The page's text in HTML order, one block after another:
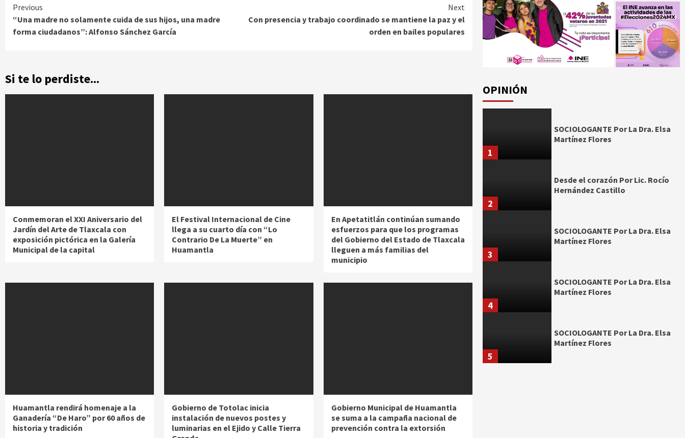
Continue
Reading
Previous
“Una madre no solamente cuida de sus hijos, una madre
forma ciudadanos”: Alfonso Sánchez García
Next
Con presencia y trabajo coordinado se mantiene la paz y el
orden en bailes populares
Si te lo perdiste...
Conmemoran el XXI Aniversario del
Jardín del Arte de Tlaxcala con
exposición pictórica en la Galería
Municipal de la capital
El Festival Internacional de Cine
llega a su cuarto día con “Lo
Contrario De La Muerte” en
Huamantla
En Apetatitlán continúan sumando
esfuerzos para que los programas
del Gobierno del Estado de Tlaxcala
lleguen a más familias del
municipio
Huamantla rendirá homenaje a la
Ganadería “De Haro” por 60 años de
historia y tradición
Gobierno de Totolac inicia
instalación de nuevos postes y
luminarias en el Ejido y Calle Tierra
Gobierno Municipal de Huamantla
se suma a la campaña nacional de
prevención contra la extorsión
OPINIÓN
1
SOCIOLOGANTE Por La Dra. Elsa
Martínez Flores
2
Desde el corazón Por Lic. Rocío
Hernández Castillo
3
SOCIOLOGANTE Por La Dra. Elsa
Martínez Flores
4
SOCIOLOGANTE Por La Dra. Elsa
Martínez Flores
5
SOCIOLOGANTE Por La Dra. Elsa
Martínez Flores